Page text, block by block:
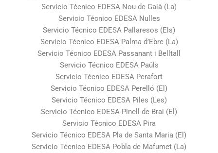
Servicio Técnico EDESA Nou de Gaià (La)
Servicio Técnico EDESA Nulles
Servicio Técnico EDESA Pallaresos (Els)
Servicio Técnico EDESA Palma d’Ebre (La)
Servicio Técnico EDESA Passanant i Belltall
Servicio Técnico EDESA Paüls
Servicio Técnico EDESA Perafort
Servicio Técnico EDESA Perelló (El)
Servicio Técnico EDESA Piles (Les)
Servicio Técnico EDESA Pinell de Brai (El)
Servicio Técnico EDESA Pira
Servicio Técnico EDESA Pla de Santa Maria (El)
Servicio Técnico EDESA Pobla de Mafumet (La)